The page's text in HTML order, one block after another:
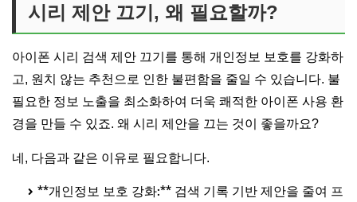
시리, 더 이상 제안 안 한다
개인 정보 보호 강화하기
똑똑한 시리, 나만의 스타일로
자주 묻는 질문
시리 제안 끄기, 왜 필요할까?
아이폰 시리 검색 제안 끄기를 통해 개인정보 보호를 강화하
고, 원치 않는 추천으로 인한 불편함을 줄일 수 있습니다. 불
필요한 정보 노출을 최소화하여 더욱 쾌적한 아이폰 사용 환
경을 만들 수 있죠. 왜 시리 제안을 끄는 것이 좋을까요?
네, 다음과 같은 이유로 필요합니다.
**개인정보 보호 강화:** 검색 기록 기반 제안을 줄여 프